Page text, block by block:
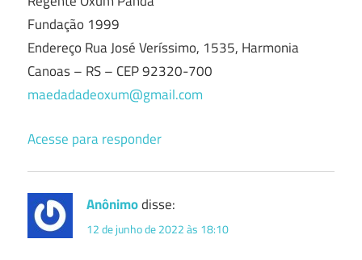
Fundação 1999
Endereço Rua José Veríssimo, 1535, Harmonia
Canoas – RS – CEP 92320-700
maedadadeoxum@gmail.com
Acesse para responder
Anônimodisse:
12 de junho de 2022 às 18:10